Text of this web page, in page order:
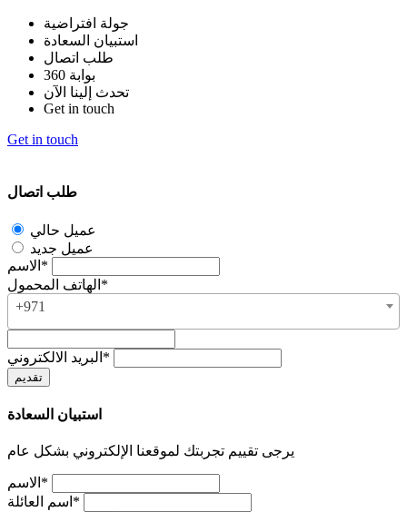
جولة افتراضية
استبيان السعادة
طلب اتصال
بوابة 360
تحدث إلينا الآن
Get in touch
Get in touch
طلب اتصال
عميل حالي
عميل جديد
الاسم*
الهاتف المحمول*
+971
البريد الالكتروني*
استبيان السعادة
يرجى تقييم تجربتك لموقعنا الإلكتروني بشكل عام
الاسم*
اسم العائلة*